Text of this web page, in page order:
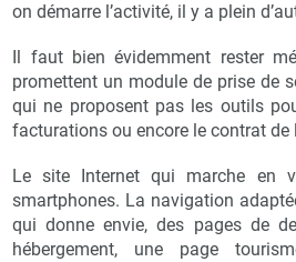
on démarre l’activité, il y a plein
Il faut bien évidemment rester
promettent un module de prise de
qui ne proposent pas les outils
facturations ou encore le contrat de
Le site Internet qui marche en
smartphones. La navigation
qui donne envie, des pages de
hébergement, une page